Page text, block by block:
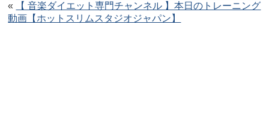
«
【 音楽ダイエット専門チャンネル 】本日のトレーニング
動画【ホットスリムスタジオジャパン】